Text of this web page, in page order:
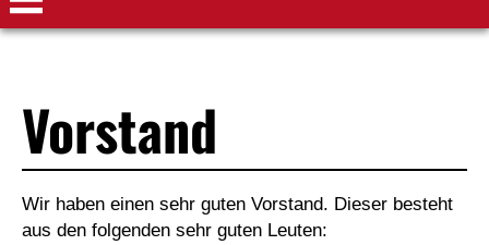
Vorstand
Wir haben einen sehr guten Vorstand. Dieser besteht
aus den folgenden sehr guten Leuten: